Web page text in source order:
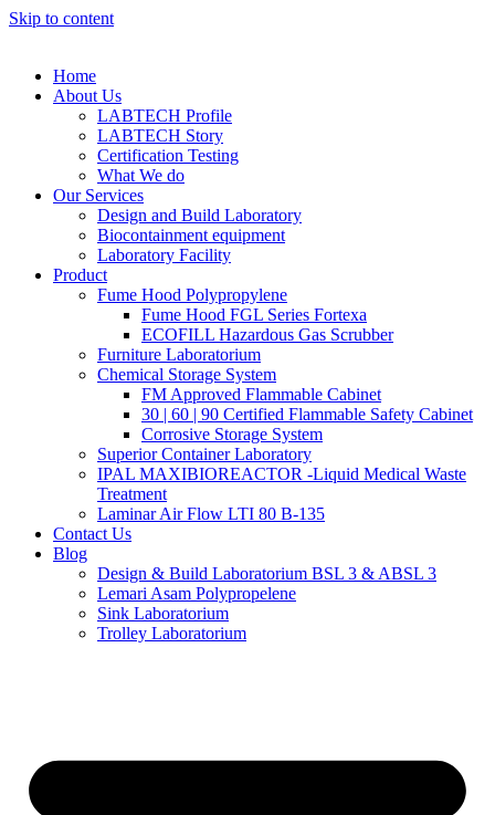
Skip to content
Home
About Us
LABTECH Profile
LABTECH Story
Certification Testing
What We do
Our Services
Design and Build Laboratory
Biocontainment equipment
Laboratory Facility
Product
Fume Hood Polypropylene
Fume Hood FGL Series Fortexa
ECOFILL Hazardous Gas Scrubber
Furniture Laboratorium
Chemical Storage System
FM Approved Flammable Cabinet
30 | 60 | 90 Certified Flammable Safety Cabinet
Corrosive Storage System
Superior Container Laboratory
IPAL MAXIBIOREACTOR -Liquid Medical Waste
Treatment
Laminar Air Flow LTI 80 B-135
Contact Us
Blog
Design & Build Laboratorium BSL 3 & ABSL 3
Lemari Asam Polypropelene
Sink Laboratorium
Trolley Laboratorium